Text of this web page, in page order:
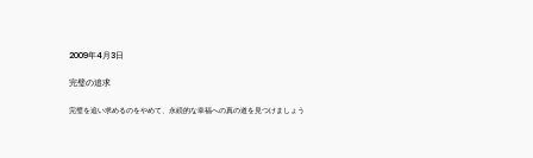
2009年4月3日
完璧の追求
完璧を追い求めるのをやめて、永続的な幸福への真の道を見つけましょう